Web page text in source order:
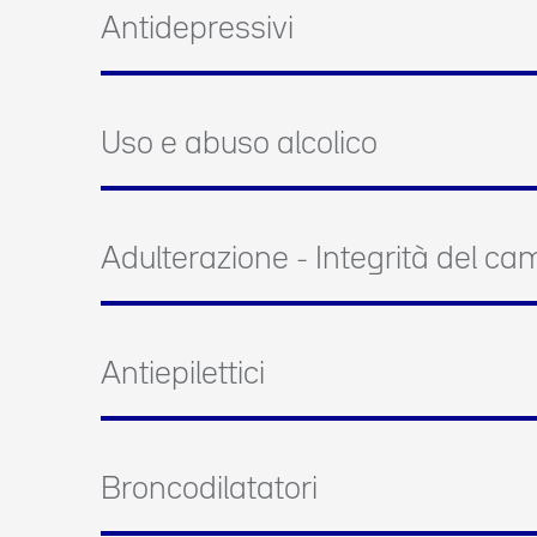
Antidepressivi
Uso e abuso alcolico
Adulterazione - Integrità del
Antiepilettici
Broncodilatatori